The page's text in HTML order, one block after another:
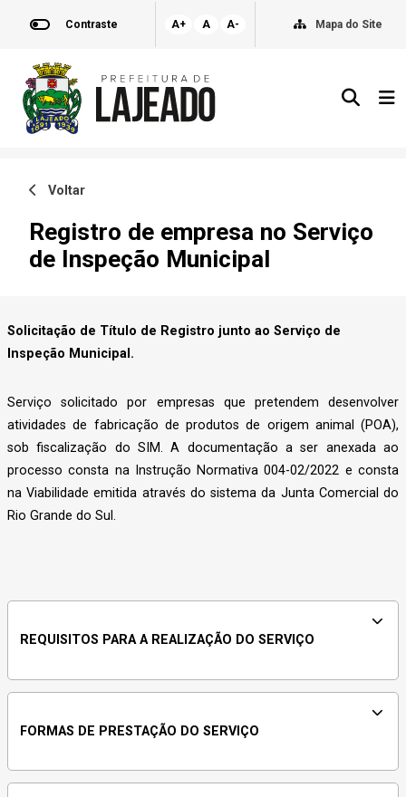
Contraste A+ A A- Mapa do Site
Voltar
Registro de empresa no Serviço
de Inspeção Municipal
Solicitação de Título de Registro junto ao Serviço de
Inspeção Municipal.
Serviço solicitado por empresas que pretendem desenvolver
atividades de fabricação de produtos de origem animal (POA),
sob fiscalização do SIM. A documentação a ser anexada ao
processo consta na Instrução Normativa 004-02/2022 e consta
na Viabilidade emitida através do sistema da Junta Comercial do
Rio Grande do Sul.
REQUISITOS PARA A REALIZAÇÃO DO SERVIÇO
FORMAS DE PRESTAÇÃO DO SERVIÇO